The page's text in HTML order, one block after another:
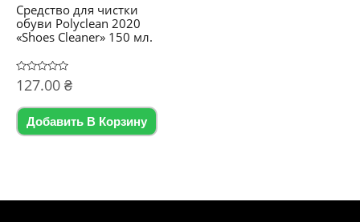
Средство для чистки
обуви Polyclean 2020
«Shoes Cleaner» 150 мл.
Оценка
0
5
127.00 ₴
Добавить В Корзину